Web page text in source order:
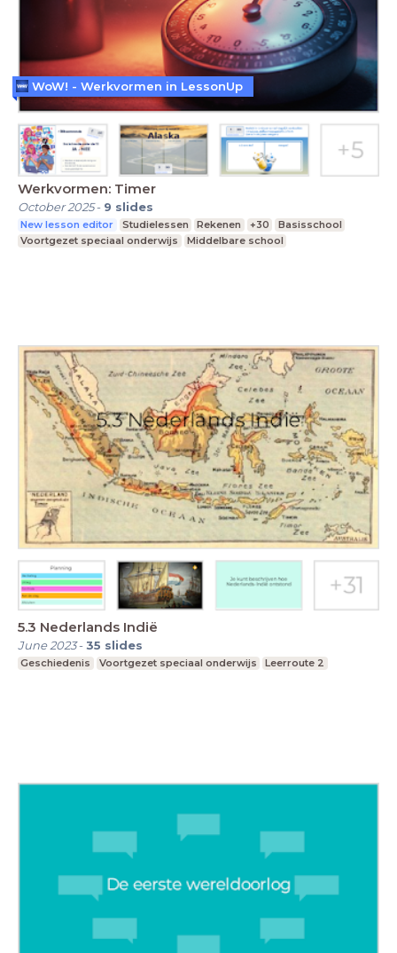
Werkvormen: Timer
October 2025- 9 slides
New lesson editor Studielessen Rekenen +30
Basisschool
Voortgezet speciaal onderwijs
Middelbare school
WoW! - Werkvormen in LessonUp
5.3 Nederlands Indië
June 2023-35 slides
Geschiedenis Voortgezet speciaal onderwijs Leerroute 2